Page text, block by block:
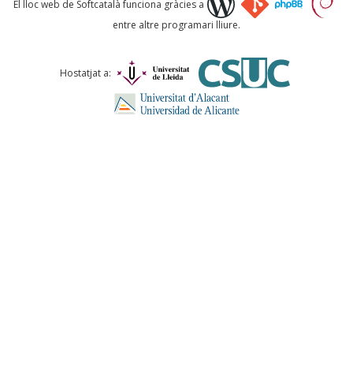
Comentari *
El lloc web de Softcatalà funciona gràcies a
entre altre programari lliure.
Hostatjat a: